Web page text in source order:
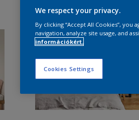
We respect your privacy.
By clicking “Accept All Cookies”,
navigation, analyze site usage, and
információkért.
Cookies Settings